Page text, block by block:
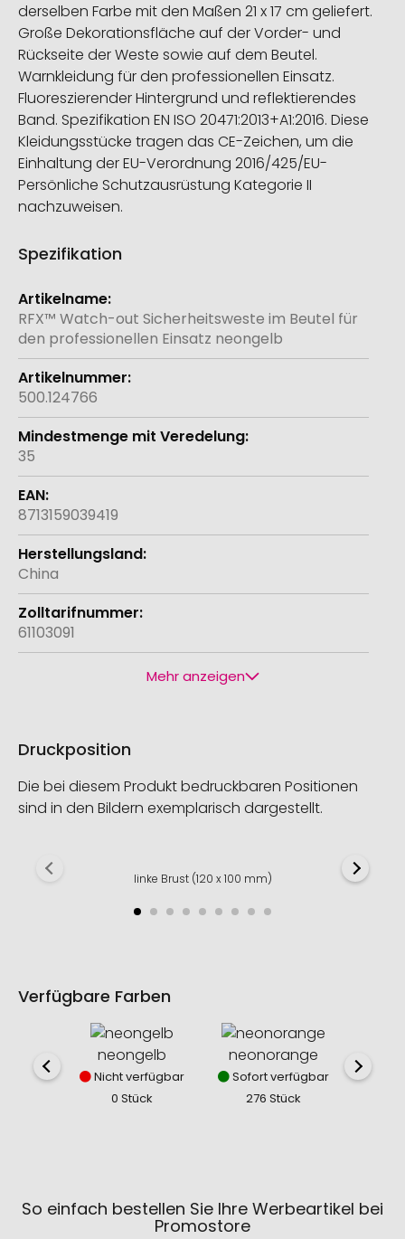
derselben Farbe mit den Maßen 21 x 17 cm geliefert.
Große Dekorationsfläche auf der Vorder- und
Rückseite der Weste sowie auf dem Beutel.
Warnkleidung für den professionellen Einsatz.
Fluoreszierender Hintergrund und reflektierendes
Band. Spezifikation EN ISO 20471:2013+A1:2016. Diese
Kleidungsstücke tragen das CE-Zeichen, um die
Einhaltung der EU-Verordnung 2016/425/EU-
Persönliche Schutzausrüstung Kategorie II
nachzuweisen.
Spezifikation
Weitere
Informationen
RFX™ Watch-out Sicherheitsweste im Beutel für
den professionellen Einsatz neongelb
500.124766
35
8713159039419
China
61103091
Mehr anzeigen
Druckposition
Die bei diesem Produkt bedruckbaren Positionen
sind in den Bildern exemplarisch dargestellt.
linke Brust (120 x 100 mm)
Verfügbare Farben
neongelb
Nicht verfügbar
0 Stück
neonorange
Sofort verfügbar
276 Stück
So einfach bestellen Sie Ihre Werbeartikel bei
Promostore